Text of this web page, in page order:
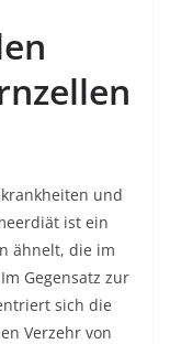
und
ist ein
ähnelt, die im
Gegensatz zur
sich die
Verzehr von